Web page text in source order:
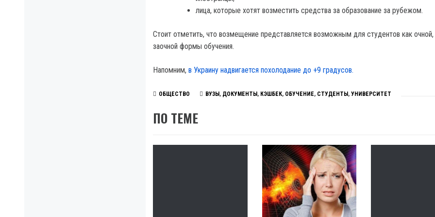
лица, которые хотят возместить средства за образование за рубежом.
Стоит отметить, что возмещение представляется возможным для студентов как очной,
заочной формы обучения.
Напомним, в Украину надвигается похолодание до +9 градусов.
ОБЩЕСТВО ВУЗЫ , ДОКУМЕНТЫ , КЭШБЕК, ОБУЧЕНИЕ, СТУДЕНТЫ , УНИВЕРСИТЕТ
ПО ТЕМЕ